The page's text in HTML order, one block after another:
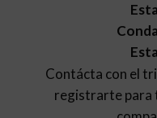
Contácta con el
registrarte para